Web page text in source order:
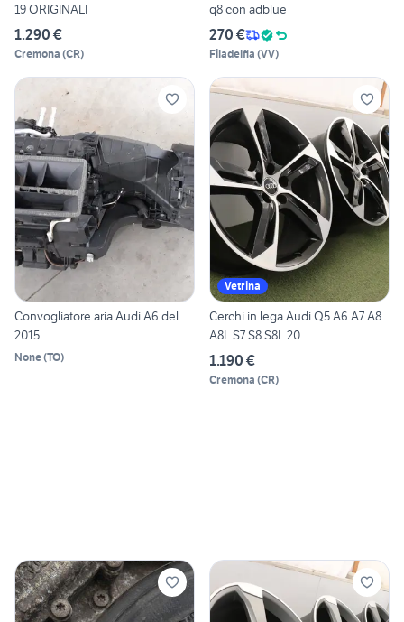
19 ORIGINALI
1.290 €
Cremona (CR)
q8 con adblue
270 €
Filadelfia (VV)
Convogliatore aria Audi A6 del
2015
None(TO)
Vetrina
Cerchi in lega Audi Q5 A6 A7 A8
A8L S7 S8 S8L 20
1.190 €
Cremona (CR)